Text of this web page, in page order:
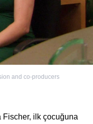
and co-producers
Fischer, ilk çocuğuna